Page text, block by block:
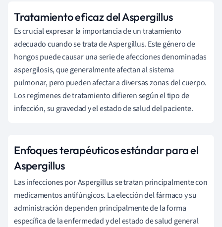
Tratamiento eficaz del Aspergillus
Es crucial expresar la importancia de un tratamiento
adecuado cuando se trata de Aspergillus. Este género de
hongos puede causar una serie de afecciones denominadas
aspergilosis, que generalmente afectan al sistema
pulmonar, pero pueden afectar a diversas zonas del cuerpo.
Los regímenes de tratamiento difieren según el tipo de
infección, su gravedad y el estado de salud del paciente.
Enfoques terapéuticos estándar para el
Aspergillus
Las infecciones por Aspergillus se tratan principalmente con
medicamentos antifúngicos. La elección del fármaco y su
administración dependen principalmente de la forma
específica de la enfermedad y del estado de salud general